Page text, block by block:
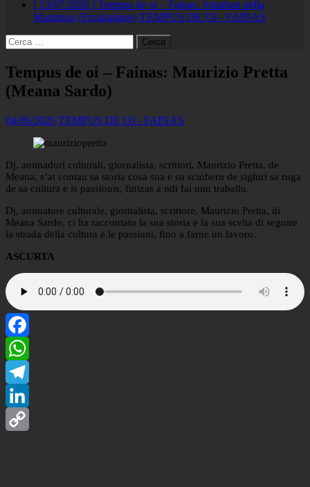
[ 23/07/2026 ] Tempus de oi – Fainas: Jonathan della
Marianna (Escalaplano) TEMPUS DE OI - FAINAS
Ricerca
per:
Tempus de oi – Fainas: Maurizio Pretta
(Meana Sardo)
04/06/2026 TEMPUS DE OI - FAINAS
Dj, animadori culturali, giornalista, scrittori. Maurizio Pretta, de
Meana, s’at contau sa storia cosa sua e su scioberu de sighiri sa ruga
de sa cultura e is passionis, fintzas a ndi fai unu traballu.
Dj, animatore culturale, giornalista, scrittore. Maurizio Pretta, di
Meana Sardo, ci ha raccontato la sua storia e la sua scelta di seguire
la strada della cultura e le passioni, fino a farne un lavoro.
ASCURTA
Facebook
WhatsApp
Telegram
LinkedIn